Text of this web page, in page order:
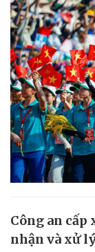
Công an cấp
nhận và xử